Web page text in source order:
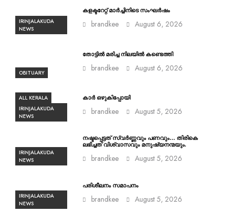
IRINJALAKUDA
NEWS
കളക്ടറേറ്റ് മാർച്ചിനിടെ സംഘർഷം
brandkee August 6, 2026
OBITUARY
തോട്ടിൽ മരിച്ച നിലയിൽ കണ്ടെത്തി
brandkee August 6, 2026
ALL KERALA
IRINJALAKUDA
NEWS
കാർ ഒഴുകിപ്പോയി
brandkee August 5, 2026
IRINJALAKUDA
NEWS
നഷ്ടപ്പെട്ടത് സ്വർണ്ണവും പണവും… തിരികെ
ലഭിച്ചത് വിശ്വാസവും മനുഷ്യനന്മയും.
brandkee August 5, 2026
IRINJALAKUDA
NEWS
പരിശീലനം സമാപനം
brandkee August 5, 2026